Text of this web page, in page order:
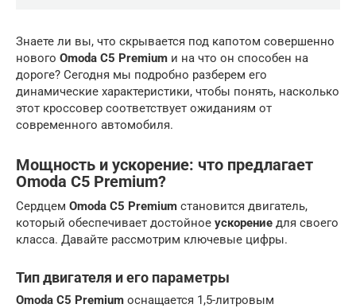
Знаете ли вы, что скрывается под капотом совершенно
нового Omoda C5 Premium и на что он способен на
дороге? Сегодня мы подробно разберем его
динамические характеристики, чтобы понять, насколько
этот кроссовер соответствует ожиданиям от
современного автомобиля.
Мощность и ускорение: что предлагает
Omoda C5 Premium?
Сердцем Omoda C5 Premium становится двигатель,
который обеспечивает достойное ускорение для своего
класса. Давайте рассмотрим ключевые цифры.
Тип двигателя и его параметры
Omoda C5 Premium оснащается 1,5-литровым